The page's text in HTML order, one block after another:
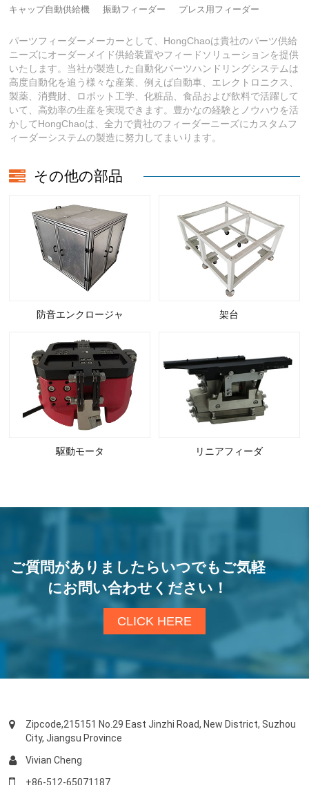
キャップ自動供給機
振動フィーダー プレス用フィーダー
パーツフィーダーメーカーとして、HongChaoは貴社のパーツ供給
ニーズにオーダーメイド供給装置やフィードソリューションを提供
いたします。当社が製造した自動化パーツハンドリングシステムは
高度自動化を追う様々な産業、例えば自動車、エレクトロニクス、
製薬、消費財、ロボット工学、化粧品、食品および飲料で活躍して
いて、高効率の生産を実現できます。豊かなの経験とノウハウを活
かしてHongChaoは、全力で貴社のフィーダーニーズにカスタムフ
ィーダーシステムの製造に努力してまいります。
その他の部品
防音エンクロージャ 架台
駆動モータ リニアフィーダ
ご質問がありましたらいつでもご気軽
にお問い合わせください！
CLICK HERE
Zipcode,215151 No.29 East Jinzhi Road, New District, Suzhou
City, Jiangsu Province
Vivian Cheng
+86-512-65071187